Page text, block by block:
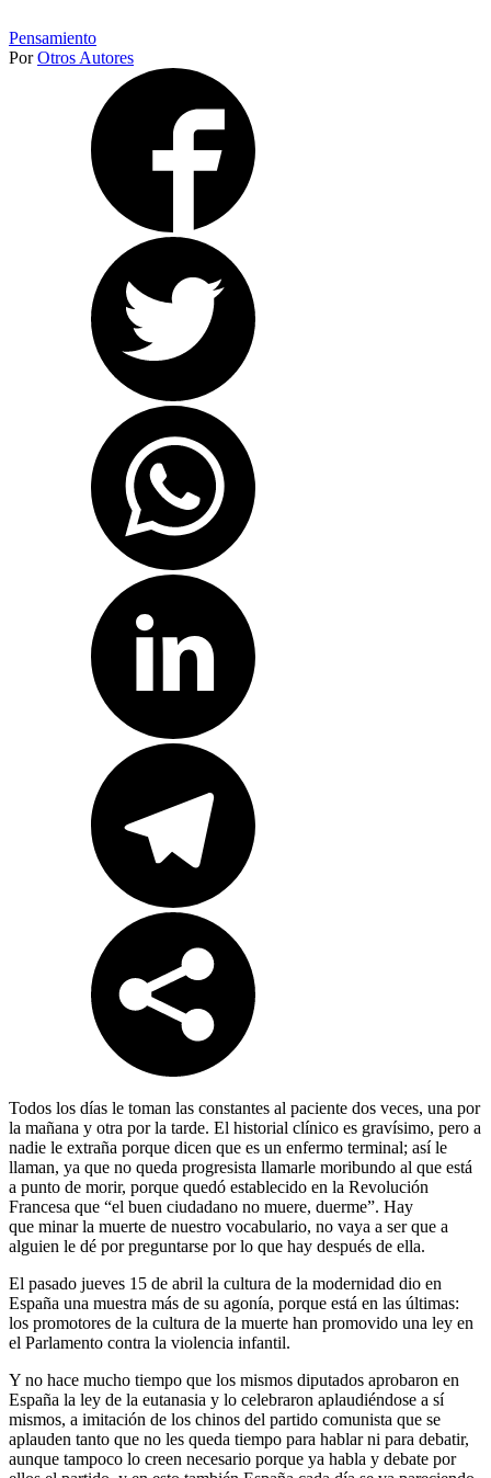
Pensamiento
PorOtros Autores
Todos los días le toman las constantes al paciente dos veces, una por
la mañana y otra por la tarde. El historial clínico es gravísimo, pero a
nadie le extraña porque dicen que es un enfermo terminal; así le
llaman, ya que no queda progresista llamarle moribundo al que está
a punto de morir, porque quedó establecido en la Revolución
Francesa que “el buen ciudadano no muere, duerme”. Hay
que minar la muerte de nuestro vocabulario, no vaya a ser que a
alguien le dé por preguntarse por lo que hay después de ella.
El pasado jueves 15 de abril la cultura de la modernidad dio en
España una muestra más de su agonía, porque está en las últimas:
los promotores de la cultura de la muerte han promovido una ley en
el Parlamento contra la violencia infantil.
Y no hace mucho tiempo que los mismos diputados aprobaron en
España la ley de la eutanasia y lo celebraron aplaudiéndose a sí
mismos, a imitación de los chinos del partido comunista que se
aplauden tanto que no les queda tiempo para hablar ni para debatir,
aunque tampoco lo creen necesario porque ya habla y debate por